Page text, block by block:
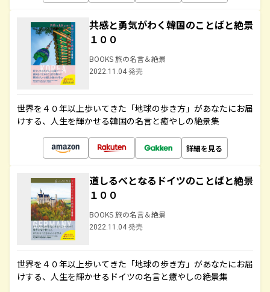
共感と勇気がわく韓国のことばと絶景
１００
BOOKS 旅の名言＆絶景
2022.11.04 発売
世界を４０年以上歩いてきた「地球の歩き方」があなたにお届
けする、人生を輝かせる韓国の名言と癒やしの絶景集
詳細を見る
道しるべとなるドイツのことばと絶景
１００
BOOKS 旅の名言＆絶景
2022.11.04 発売
世界を４０年以上歩いてきた「地球の歩き方」があなたにお届
けする、人生を輝かせるドイツの名言と癒やしの絶景集